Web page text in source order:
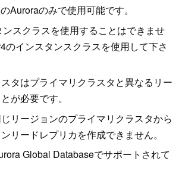
Auroraのみで使用可能です。
スクラスを使用することはできませ
のインスタンスクラスを使用して下さ
タはプライマリクラスタと異なるリー
が必要です。
リージョンのプライマリクラスタから
リードレプリカを作成できません。
Global Databaseでサポートされて